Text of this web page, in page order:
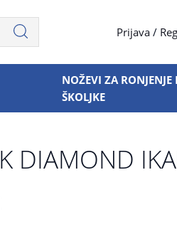
Prijava /
NOŽEVI ZA RONJENJE I
ŠKOLJKE
DIAMOND